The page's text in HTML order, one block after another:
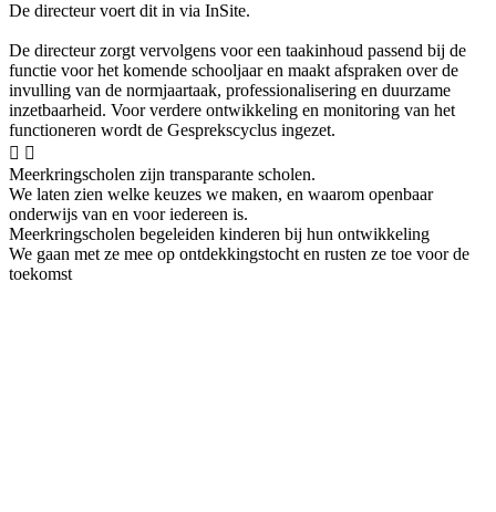
De directeur voert dit in via InSite.
De directeur zorgt vervolgens voor een taakinhoud passend bij de
functie voor het komende schooljaar en maakt afspraken over de
invulling van de normjaartaak, professionalisering en duurzame
inzetbaarheid. Voor verdere ontwikkeling en monitoring van het
functioneren wordt de Gesprekscyclus ingezet.
 
Meerkringscholen zijn transparante scholen.
We laten zien welke keuzes we maken, en waarom openbaar
onderwijs van en voor iedereen is.
Meerkringscholen begeleiden kinderen bij hun ontwikkeling
We gaan met ze mee op ontdekkingstocht en rusten ze toe voor de
toekomst